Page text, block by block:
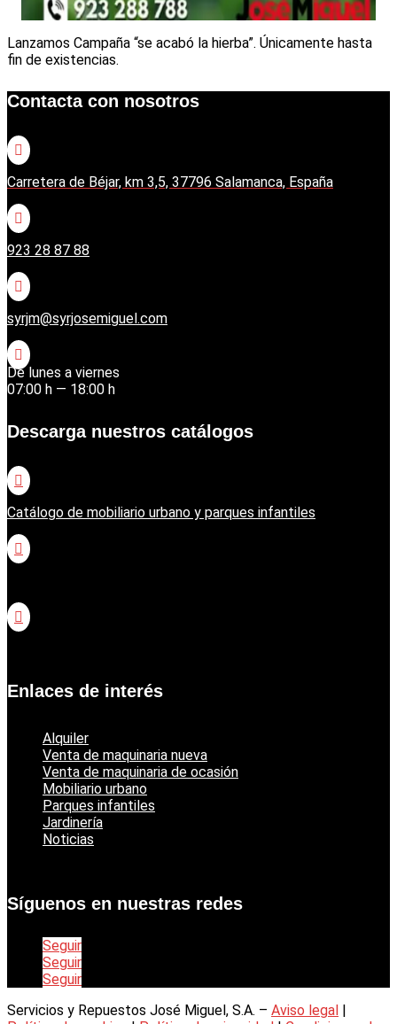
Lanzamos Campaña “se acabó la hierba”. Únicamente hasta
fin de existencias.
Contacta con nosotros

Carretera de Béjar, km 3,5, 37796 Salamanca, España

923 28 87 88

syrjm@syrjosemiguel.com

De lunes a viernes
07:00 h — 18:00 h
Descarga nuestros catálogos

Catálogo de mobiliario urbano y parques infantiles


Enlaces de interés
Alquiler
Venta de maquinaria nueva
Venta de maquinaria de ocasión
Mobiliario urbano
Parques infantiles
Jardinería
Noticias
Síguenos en nuestras redes
Seguir
Seguir
Seguir
Servicios y Repuestos José Miguel, S.A. – Aviso legal